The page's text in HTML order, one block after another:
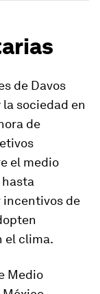
de Davos
sociedad en
de
el medio
incentivos de
el clima.
Medio